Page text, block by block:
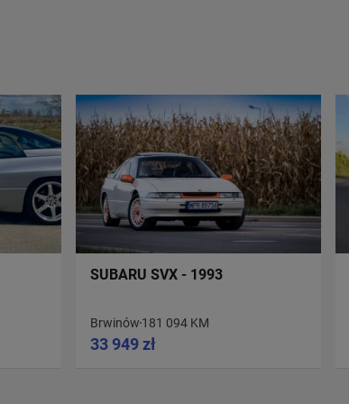
SUBARU SVX - 1993
Brwinów 181 094 KM
33 949 zł